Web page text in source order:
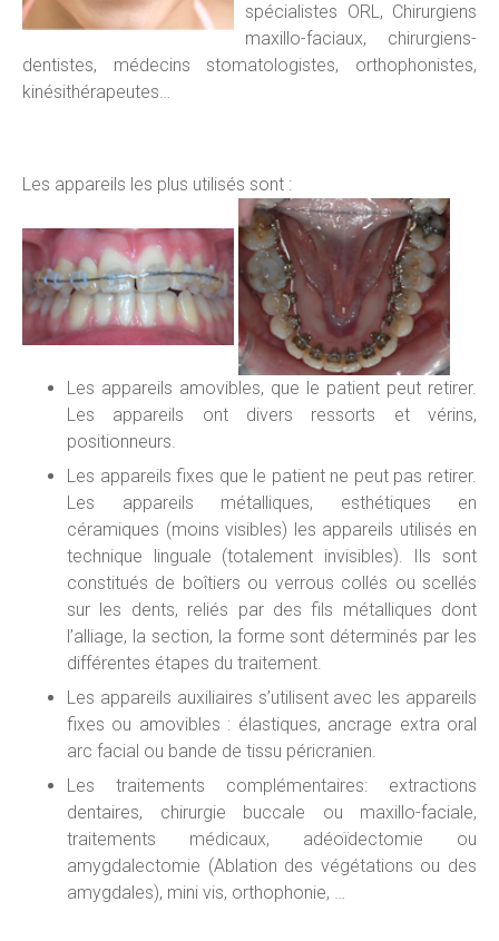
spécialistes ORL, Chirurgiens
maxillo-faciaux, chirurgiens-
dentistes, médecins stomatologistes, orthophonistes,
kinésithérapeutes…
Les appareils les plus utilisés sont :
Les appareils amovibles, que le patient peut retirer.
Les appareils ont divers ressorts et vérins,
positionneurs.
Les appareils fixes que le patient ne peut pas retirer.
Les appareils métalliques, esthétiques en
céramiques (moins visibles) les appareils utilisés en
technique linguale (totalement invisibles). Ils sont
constitués de boîtiers ou verrous collés ou scellés
sur les dents, reliés par des fils métalliques dont
l’alliage, la section, la forme sont déterminés par les
différentes étapes du traitement.
Les appareils auxiliaires s’utilisent avec les appareils
fixes ou amovibles : élastiques, ancrage extra oral
arc facial ou bande de tissu péricranien.
Les traitements complémentaires: extractions
dentaires, chirurgie buccale ou maxillo-faciale,
traitements médicaux, adéoïdectomie ou
amygdalectomie (Ablation des végétations ou des
amygdales), mini vis, orthophonie, …